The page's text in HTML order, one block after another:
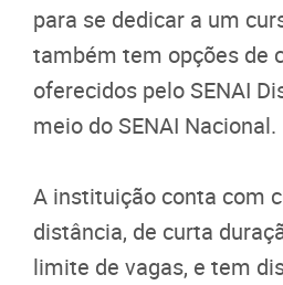
para se dedicar a um
também tem opções de
oferecidos pelo SENAI
meio do SENAI Nacional.
A instituição conta com
distância, de curta
limite de vagas, e tem